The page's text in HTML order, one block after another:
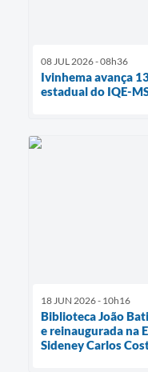
08 JUL 2026 - 08h36
Ivinhema avança
estadual do IQE-
18 JUN 2026 - 10h16
Biblioteca João
e reinaugurada na
Sideney Carlos